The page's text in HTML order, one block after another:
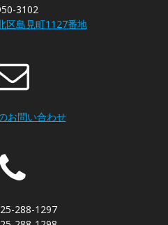
3102
区島見町1127番地
お問い合わせ
288-1297